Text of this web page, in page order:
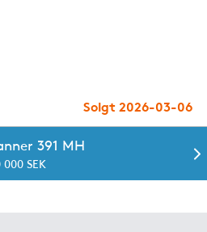
Solgt 2026-03-06
391 MH
SEK